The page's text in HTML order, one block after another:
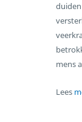
mens
Lees